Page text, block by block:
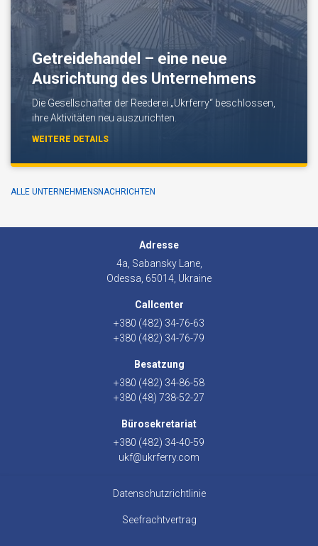
Getreidehandel – eine neue
Ausrichtung des Unternehmens
Die Gesellschafter der Reederei „Ukrferry“ beschlossen,
ihre Aktivitäten neu auszurichten.
WEITERE DETAILS
ALLE UNTERNEHMENSNACHRICHTEN
Adresse
4a, Sabansky Lane,
Odessa, 65014, Ukraine
Callcenter
+380 (482) 34-76-63
+380 (482) 34-76-79
Besatzung
+380 (482) 34-86-58
+380 (48) 738-52-27
Bürosekretariat
+380 (482) 34-40-59
ukf@ukrferry.com
Datenschutzrichtlinie
Seefrachtvertrag